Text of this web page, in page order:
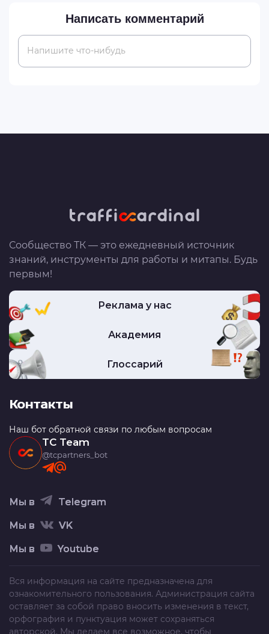
Написать комментарий
Напишите что-нибудь
Сообщество ТК — это ежедневный источник
знаний, инструменты для работы и митапы. Будь
первым!
Реклама у нас
Академия
Глоссарий
Контакты
Наш бот обратной связи по любым вопросам
TC Team
@tcpartners_bot
Мы в Telegram
Мы в VK
Мы в Youtube
Вся информация на сайте предназначена для
ознакомительного пользования. Администрация сайта
оставляет за собой право вносить изменения в текст,
орфография и пунктуация может сохраняться
авторской. Мы делаем все возможное, чтобы